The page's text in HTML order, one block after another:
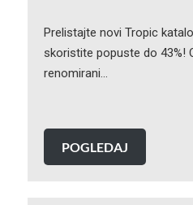
Prelistajte novi Tropic
skoristite popuste do 43%!
renomirani…
POGLEDAJ